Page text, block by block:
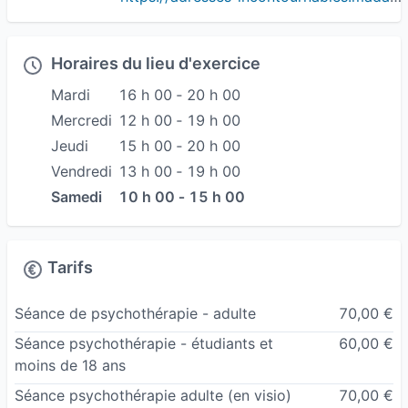
également praticienne en EMDR, une thérapie
qui aborde les traumatismes.
Je suis passionnée par ce travail et m’efforce de
créer un environnement rassurant et confortable
pour mes patients. La guérison émotionnelle est
possible pour tous ceux qui cherchent de l'aide.
Le rythme des séances peut être hebdomadaire
professionnelle en entreprise m'a permis
d'acquérir une excellente compréhension du
monde du travail et de ses difficultés
(problématiques relationnelles, burn out, perte
Horaires du lieu d'exercice
Mardi
16 h 00 ‐ 20 h 00
Mercredi 12 h 00 ‐ 19 h 00
Jeudi
15 h 00 ‐ 20 h 00
Vendredi 13 h 00 ‐ 19 h 00
Samedi
10 h 00 ‐ 15 h 00
Tarifs
Séance de psychothérapie - adulte
70,00 €
Séance psychothérapie - étudiants et
moins de 18 ans
60,00 €
Séance psychothérapie adulte (en visio) 70,00 €